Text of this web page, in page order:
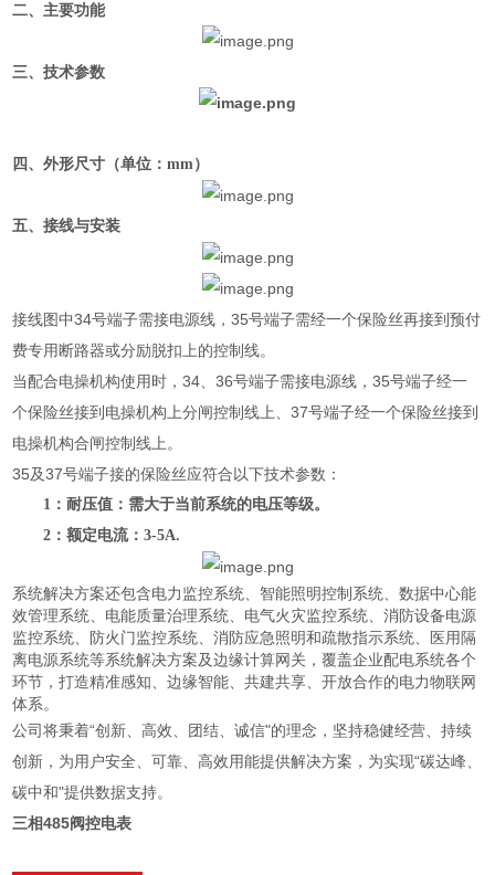
二、主要功能
三、技术参数
四 、外形尺寸（单位：mm）
五、接线与安装
接线图中34号端子需接电源线，35号端子需经一个保险丝再接到预付
费专用断路器或分励脱扣上的控制线。
当配合电操机构使用时，34、36号端子需接电源线，35号端子经一
个保险丝接到电操机构上分闸控制线上、37号端子经一个保险丝接到
电操机构合闸控制线上。
35及37号端子接的保险丝应符合以下技术参数：
1 ：耐压值：需大于当前系统的电压等级。
2 ：额定电流：3-5A.
系统解决方案还包含电力监控系统、智能照明控制系统、数据中心能
效管理系统、电能质量治理系统、电气火灾监控系统、消防设备电源
监控系统、防火门监控系统、消防应急照明和疏散指示系统、医用隔
离电源系统等系统解决方案及边缘计算网关，覆盖企业配电系统各个
环节，打造精准感知、边缘智能、共建共享、开放合作的电力物联网
体系。
公司将秉着“创新、高效、团结、诚信"的理念，坚持稳健经营、持续
创新，为用户安全、可靠、高效用能提供解决方案，为实现“碳达峰、
碳中和"提供数据支持。
三相485阀控电表